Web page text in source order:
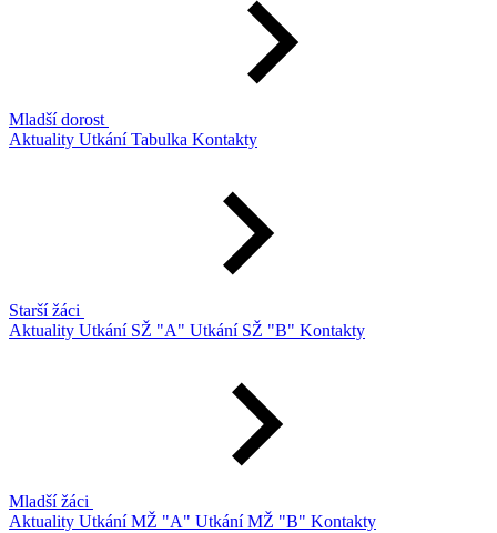
Mladší dorost
Aktuality UtkáníTabulka Kontakty
Starší žáci
Aktuality Utkání SŽ "A" Utkání SŽ "B" Kontakty
Mladší žáci
Aktuality Utkání MŽ "A" Utkání MŽ "B" Kontakty